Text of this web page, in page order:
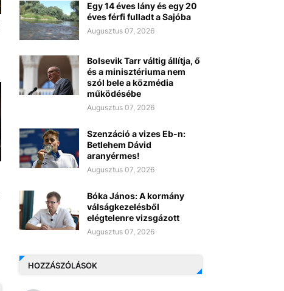
Egy 14 éves lány és egy 20
éves férfi fulladt a Sajóba
Augusztus 07, 2026
Bolsevik Tarr váltig állítja, ő
és a minisztériuma nem
szól bele a közmédia
működésébe
Augusztus 07, 2026
Szenzáció a vizes Eb-n:
Betlehem Dávid
aranyérmes!
Augusztus 07, 2026
Bóka János: A kormány
válságkezelésből
elégtelenre vizsgázott
Augusztus 07, 2026
HOZZÁSZÓLÁSOK